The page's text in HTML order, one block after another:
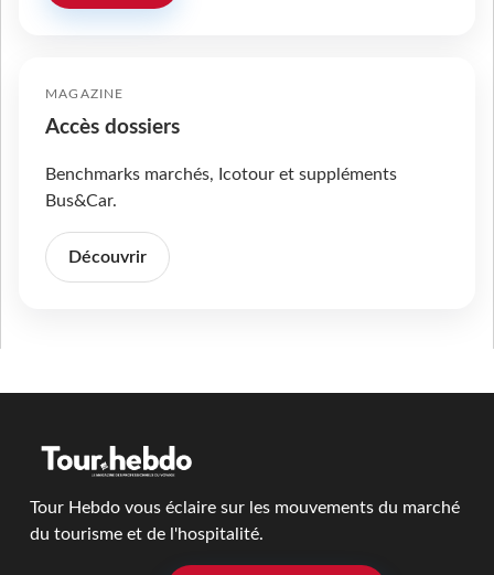
MAGAZINE
Accès dossiers
Benchmarks marchés, Icotour et suppléments
Bus&Car.
Découvrir
Tour Hebdo vous éclaire sur les mouvements du marché
du tourisme et de l'hospitalité.